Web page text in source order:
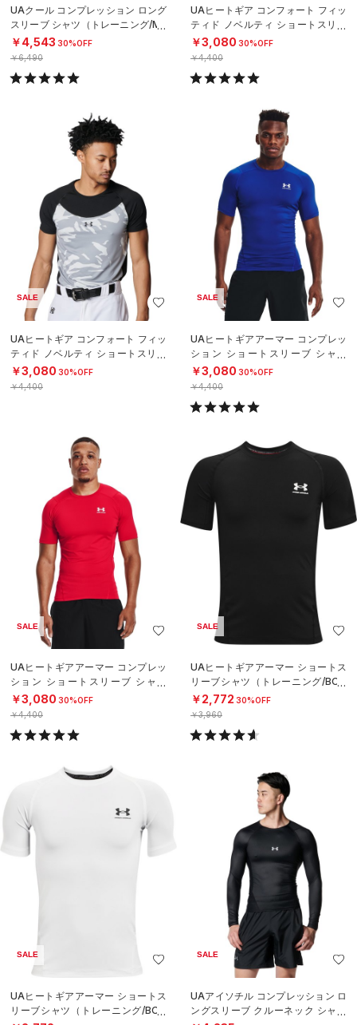
UAクール コンプレッション ロング
スリーブ シャツ（トレーニング/ME
N）
￥4,543 30%OFF
￥6,490
UAヒートギア コンフォート フィッ
ティド ノベルティ ショートスリー
ブ クルーネック シャツ（ベースボ
ール
￥3,080 30%OFF
￥4,400
SALE
UAヒートギア コンフォート フィッ
ティド ノベルティ ショートスリー
ブ クルーネック シャツ（ベースボ
ール
￥3,080 30%OFF
￥4,400
SALE
UAヒートギアアーマー コンプレッ
ション ショートスリーブ シャツ
（トレーニング/MEN）
￥3,080 30%OFF
￥4,400
SALE
UAヒートギアアーマー コンプレッ
ション ショートスリーブ シャツ
（トレーニング/MEN）
￥3,080 30%OFF
￥4,400
SALE
UAヒートギアアーマー ショートス
リーブシャツ（トレーニング/BOY
S）
￥2,772 30%OFF
￥3,960
SALE
UAヒートギアアーマー ショートス
リーブシャツ（トレーニング/BOY
SALE
UAアイソチル コンプレッション ロ
ングスリーブ クルーネック シャツ